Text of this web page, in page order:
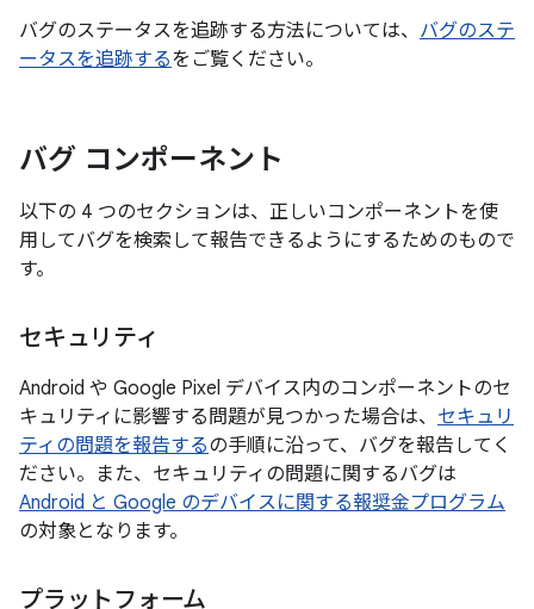
バグのステータスを追跡する方法については、 バグのステ
ータスを追跡するをご覧ください。
バグ コンポーネント
以下の 4 つのセクションは、正しいコンポーネントを使
用してバグを検索して報告できるようにするためのもので
す。
セキュリティ
Android や Google Pixel デバイス内のコンポーネントのセ
キュリティに影響する問題が見つかった場合は、 セキュリ
ティの問題を報告するの手順に沿って、バグを報告してく
ださい。また、セキュリティの問題に関するバグは
Android と Google のデバイスに関する報奨金プログラム
の対象となります。
プラットフォーム